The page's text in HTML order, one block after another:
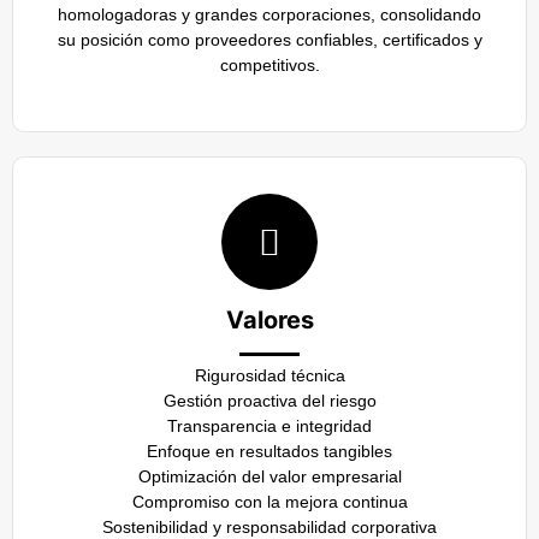
homologadoras y grandes corporaciones, consolidando
su posición como proveedores confiables, certificados y
competitivos.
Valores
Rigurosidad técnica
Gestión proactiva del riesgo
Transparencia e integridad
Enfoque en resultados tangibles
Optimización del valor empresarial
Compromiso con la mejora continua
Sostenibilidad y responsabilidad corporativa